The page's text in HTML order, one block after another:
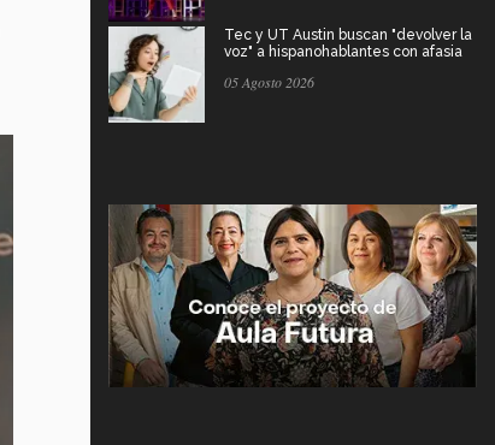
Tec y UT Austin buscan "devolver la
voz" a hispanohablantes con afasia
05 Agosto 2026